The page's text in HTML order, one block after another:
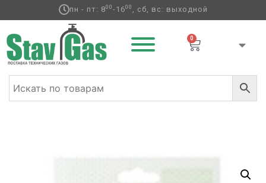
пн - пт: 800-1600 , сб, вс: выходной
0